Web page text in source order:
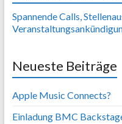
Spannende Calls,
Neueste Beiträge
Apple Music Connects?
Einladung BMC